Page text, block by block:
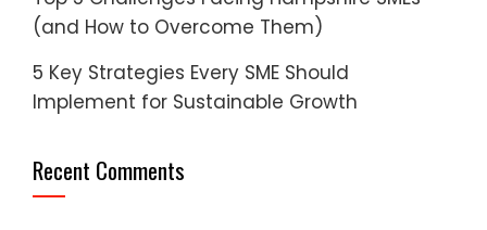
(and How to Overcome Them)
5 Key Strategies Every SME Should
Implement for Sustainable Growth
Recent Comments